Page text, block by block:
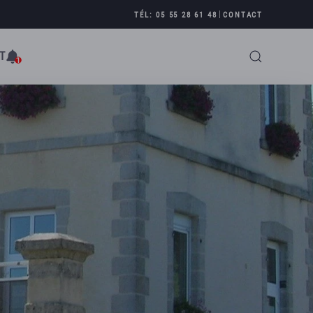
TÉL: 05 55 28 61 48 |CONTACT